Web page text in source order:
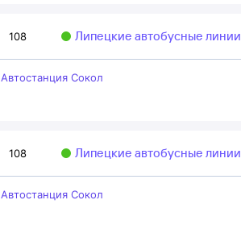
108 Липецкие автобусные линии
Автостанция Сокол
108 Липецкие автобусные линии
Автостанция Сокол